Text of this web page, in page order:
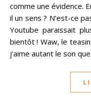
comme une évidence.
il un sens ? N’est-ce
Youtube paraissait
bientôt ! Waw, le
j’aime autant le son